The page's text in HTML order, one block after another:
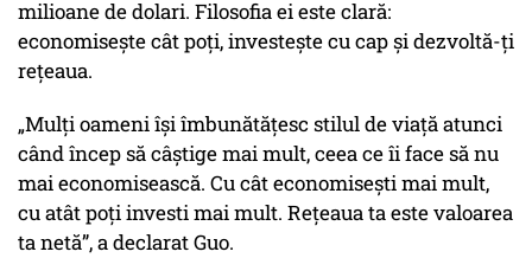
milioane de dolari. Filosofia ei este clară:
economisește cât poți, investește cu cap și dezvoltă-ți
rețeaua.
„Mulți oameni își îmbunătățesc stilul de viață atunci
când încep să câștige mai mult, ceea ce îi face să nu
mai economisească. Cu cât economisești mai mult,
cu atât poți investi mai mult. Rețeaua ta este valoarea
ta netă”, a declarat Guo.